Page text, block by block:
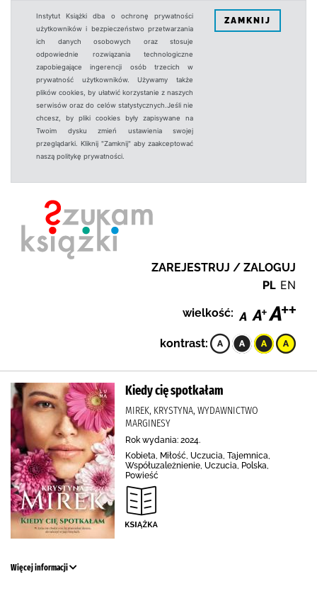
Instytut Książki dba o ochronę prywatności
użytkowników i bezpieczeństwo przetwarzania
ich danych osobowych oraz stosuje
odpowiednie rozwiązania technologiczne
zapobiegające ingerencji osób trzecich w
prywatność użytkowników. Używamy także
plików cookies, by ułatwić korzystanie z naszych
serwisów oraz do celów statystycznych.Jeśli nie
chcesz, by pliki cookies były zapisywane na
Twoim dysku zmień ustawienia swojej
przeglądarki. Kliknij "Zamknij" aby zaakceptować
naszą politykę prywatności.
ZAMKNIJ
ZAREJESTRUJ / ZALOGUJ
PL EN
wielkość:
kontrast:
Kiedy cię spotkałam
MIREK, KRYSTYNA, WYDAWNICTWO
MARGINESY
Rok wydania: 2024.
Kobieta, Miłość, Uczucia, Tajemnica,
Współuzależnienie, Uczucia, Polska,
Powieść
Więcej informacji